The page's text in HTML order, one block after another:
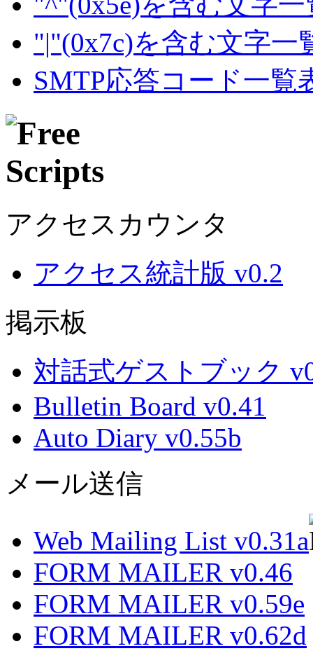
"|"(0x7c)を含む文字一
SMTP応答コード一覧
アクセスカウンタ
アクセス統計版 v0.2
掲示板
対話式ゲストブック
Bulletin Board v0.41
Auto Diary v0.55b
メール送信
Web Mailing List v0.31a
FORM MAILER v0.46
FORM MAILER v0.59e
FORM MAILER v0.62d